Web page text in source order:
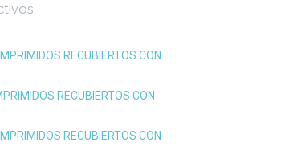
RECUBIERTOS CON
RECUBIERTOS CON
RECUBIERTOS CON